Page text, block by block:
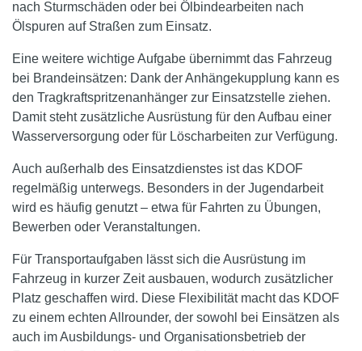
nach Sturmschäden oder bei Ölbindearbeiten nach
Ölspuren auf Straßen zum Einsatz.
Eine weitere wichtige Aufgabe übernimmt das Fahrzeug
bei Brandeinsätzen: Dank der Anhängekupplung kann es
den Tragkraftspritzenanhänger zur Einsatzstelle ziehen.
Damit steht zusätzliche Ausrüstung für den Aufbau einer
Wasserversorgung oder für Löscharbeiten zur Verfügung.
Auch außerhalb des Einsatzdienstes ist das KDOF
regelmäßig unterwegs. Besonders in der Jugendarbeit
wird es häufig genutzt – etwa für Fahrten zu Übungen,
Bewerben oder Veranstaltungen.
Für Transportaufgaben lässt sich die Ausrüstung im
Fahrzeug in kurzer Zeit ausbauen, wodurch zusätzlicher
Platz geschaffen wird. Diese Flexibilität macht das KDOF
zu einem echten Allrounder, der sowohl bei Einsätzen als
auch im Ausbildungs- und Organisationsbetrieb der